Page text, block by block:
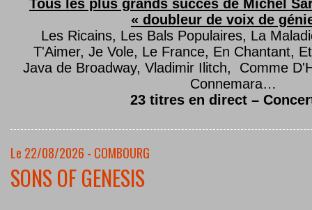
Tous les plus grands succès de Michel
« doubleur de voix de
Les Ricains, Les Bals Populaires, La
T'Aimer, Je Vole, Le France, En Chantant,
Java de Broadway, Vladimir Ilitch, Comme
Connemara…
23 titres en direct –
Le 22/08/2026 - COMBOURG
SONS OF GENESIS